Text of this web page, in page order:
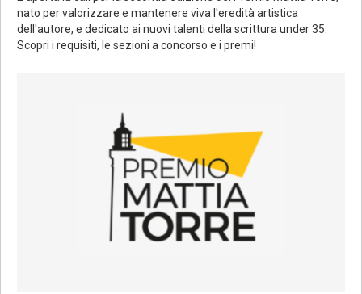
nato per valorizzare e mantenere viva l'eredità artistica
dell'autore, e dedicato ai nuovi talenti della scrittura under 35.
Scopri i requisiti, le sezioni a concorso e i premi!